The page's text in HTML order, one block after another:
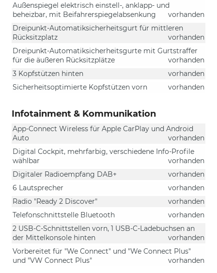
Außenspiegel elektrisch einstell-, anklapp- und
beheizbar, mit Beifahrerspiegelabsenkung
vorhanden
Dreipunkt-Automatiksicherheitsgurt für mittleren
Rücksitzplatz
vorhanden
Dreipunkt-Automatiksicherheitsgurte mit Gurtstraffer
für die äußeren Rücksitzplätze
vorhanden
3 Kopfstützen hinten
vorhanden
Sicherheitsoptimierte Kopfstützen vorn
vorhanden
Infotainment & Kommunikation
App-Connect Wireless für Apple CarPlay und Android
Auto
vorhanden
Digital Cockpit, mehrfarbig, verschiedene Info-Profile
wählbar
vorhanden
Digitaler Radioempfang DAB+
vorhanden
6 Lautsprecher
vorhanden
Radio "Ready 2 Discover"
vorhanden
Telefonschnittstelle Bluetooth
vorhanden
2 USB-C-Schnittstellen vorn, 1 USB-C-Ladebuchsen an
der Mittelkonsole hinten
vorhanden
Vorbereitet für "We Connect" und "We Connect Plus"
und "VW Connect Plus"
vorhanden